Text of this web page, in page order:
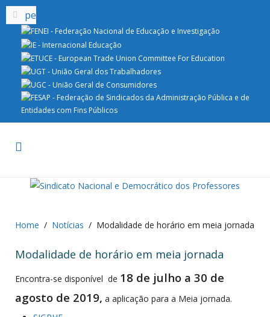
Home Notícias Modalidade de horário em meia jornada
Modalidade de horário em meia jornada
Encontra-se disponível de 18 de julho a 30 de
agosto de 2019, a aplicação para a Meia jornada.